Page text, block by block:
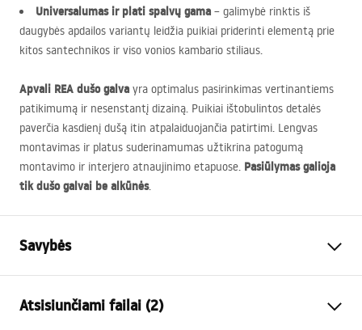
Universalumas ir plati spalvų gama – galimybė rinktis iš
daugybės apdailos variantų leidžia puikiai priderinti elementą prie
kitos santechnikos ir viso vonios kambario stiliaus.
Apvali REA dušo galva yra optimalus pasirinkimas vertinantiems
patikimumą ir nesenstantį dizainą. Puikiai ištobulintos detalės
paverčia kasdienį dušą itin atpalaiduojančia patirtimi. Lengvas
montavimas ir platus suderinamumas užtikrina patogumą
montavimo ir interjero atnaujinimo etapuose. Pasiūlymas galioja
tik dušo galvai be alkūnės.
Savybės
Medžiaga
Atsisiunčiami failai (2)